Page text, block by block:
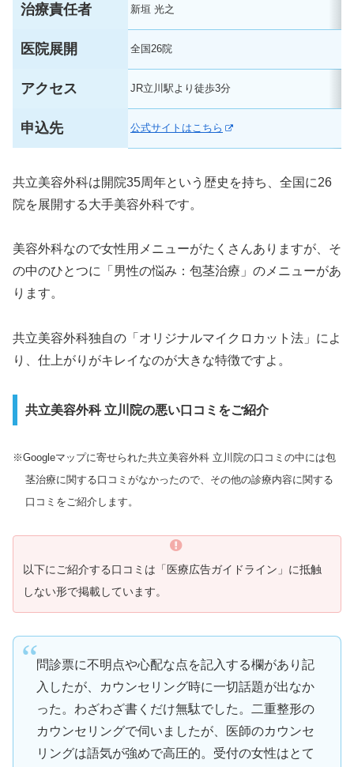
治療責任者 新垣 光之
医院展開 全国26院
アクセス JR立川駅より徒歩3分
申込先 公式サイトはこちら
共立美容外科は開院35周年という歴史を持ち、全国に26
院を展開する大手美容外科です。
美容外科なので女性用メニューがたくさんありますが、そ
の中のひとつに「男性の悩み：包茎治療」のメニューがあ
ります。
共立美容外科独自の「オリジナルマイクロカット法」によ
り、仕上がりがキレイなのが大きな特徴ですよ。
共立美容外科 立川院の悪い口コミをご紹介
※Googleマップに寄せられた共立美容外科 立川院の口コミの中には包
茎治療に関する口コミがなかったので、その他の診療内容に関する
口コミをご紹介します。
以下にご紹介する口コミは「医療広告ガイドライン」に抵触
しない形で掲載しています。
問診票に不明点や心配な点を記入する欄があり記
入したが、カウンセリング時に一切話題が出なか
った。わざわざ書くだけ無駄でした。二重整形の
カウンセリングで伺いましたが、医師のカウンセ
リングは語気が強めで高圧的。受付の女性はとて